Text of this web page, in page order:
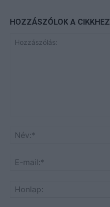
HOZZÁSZÓLOK A CIKKHEZ